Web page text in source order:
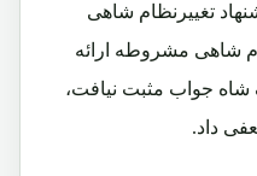
تغییرنظام شاهی
شاهی مشروطه ارائه
شاه جواب مثبت نیافت،
داد.